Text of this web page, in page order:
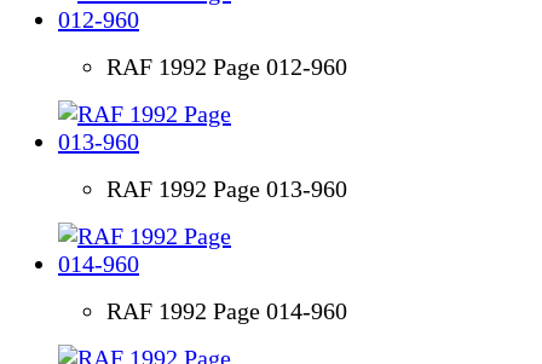
RAF 1992 Page 012-960
RAF 1992 Page 013-960
RAF 1992 Page 014-960